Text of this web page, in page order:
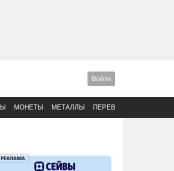
Войти
МОНЕТЫ МЕТАЛЛЫ ПЕРЕВОДЫ